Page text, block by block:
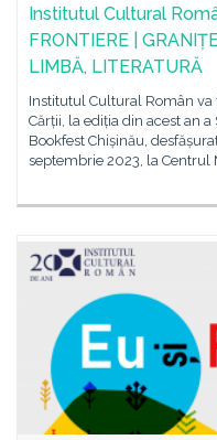
Institutul Cultural
FRONTIERE |
LIMBĂ, LITERATURĂ
Institutul Cultural Român
Cărții, la ediția din acest an
Bookfest Chișinău,
septembrie 2023, la